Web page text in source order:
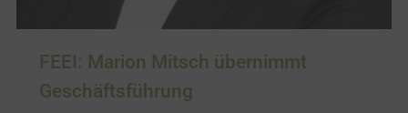
FEEI: Marion Mitsch übernimmt
Geschäftsführung